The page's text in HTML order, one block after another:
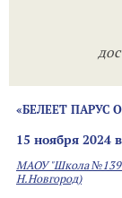
«БЕЛЕЕТ ПАРУС
15 ноября 2024
МАОУ "Школа
Н.Новгород)